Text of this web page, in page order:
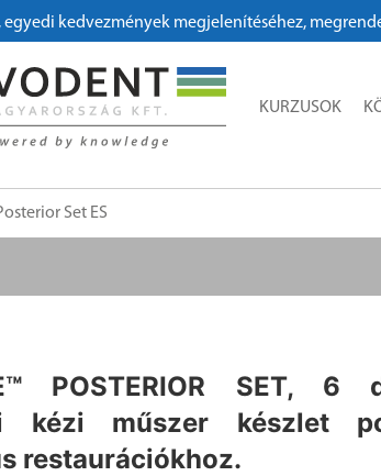
kedvezmények megjelenítéséhez,
KURZUSOK
Set ES
POSTERIOR SET, 6
kézi műszer készlet
restaurációkhoz.